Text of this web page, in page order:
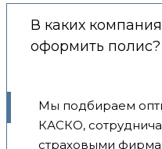
В каких
оформить полис?
Мы подбираем
КАСКО,
страховыми